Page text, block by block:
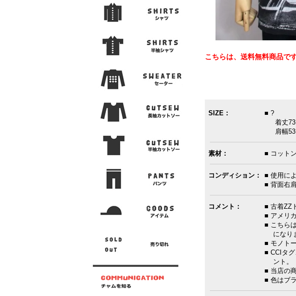
こちらは、送料無料商品で
SIZE：
■ ?
着丈73
肩幅53
素材： ■ コットン
コンディション：
■ 使用に
■ 背面右
コメント：
■ 古着ZZ
■ アメリ
■ こちら
になり
■ モノト
■ CCIタ
ント。
■ 当店の
■ 色はブラ